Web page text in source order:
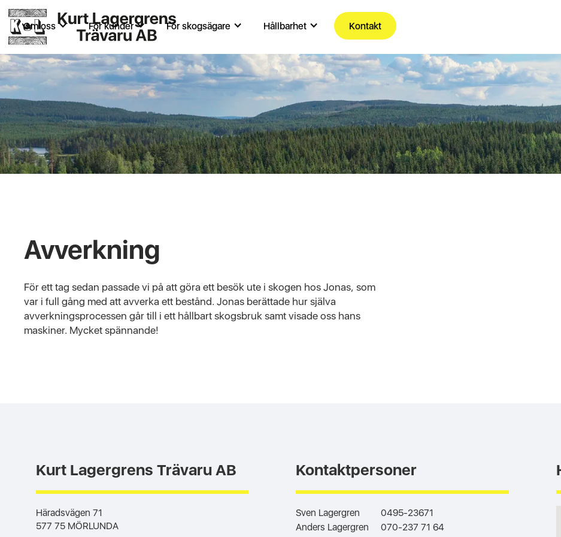
Om oss För kunder För skogsägare Hållbarhet Kontakt
Avverkning
För ett tag sedan passade vi på att göra ett besök ute i skogen hos Jonas, som
var i full gång med att avverka ett bestånd. Jonas berättade hur själva
avverkningsprocessen går till i ett hållbart skogsbruk samt visade oss hans
maskiner. Mycket spännande!
Kurt Lagergrens Trävaru AB
Häradsvägen 71
577 75 MÖRLUNDA
Kontaktpersoner
Sven Lagergren
0495-23671
Anders Lagergren
070-237 71 64